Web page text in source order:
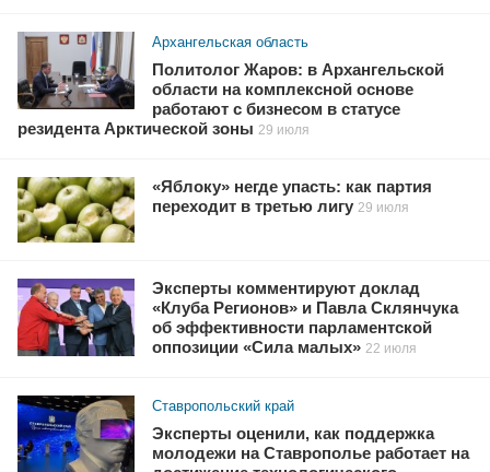
Архангельская область
Политолог Жаров: в Архангельской
области на комплексной основе
работают с бизнесом в статусе
резидента Арктической зоны 29 июля
«Яблоку» негде упасть: как партия
переходит в третью лигу 29 июля
Эксперты комментируют доклад
«Клуба Регионов» и Павла Склянчука
об эффективности парламентской
оппозиции «Сила малых» 22 июля
Ставропольский край
Эксперты оценили, как поддержка
молодежи на Ставрополье работает на